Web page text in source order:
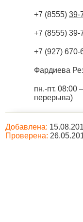
+7 (8555) 39-
+7 (8555) 39-
+7 (927) 670-
Фардиева
пн.-пт. 08:00
перерыва)
Добавлена:
Проверена: